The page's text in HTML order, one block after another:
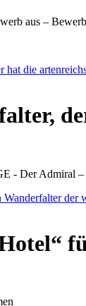
aus –
die
- Der Admiral –
der